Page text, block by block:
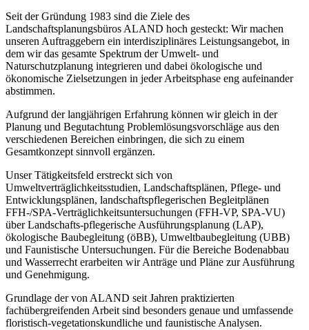
Seit der Gründung 1983 sind die Ziele des
Landschaftsplanungsbüros ALAND hoch gesteckt: Wir machen
unseren Auftraggebern ein interdisziplinäres Leistungsangebot, in
dem wir das gesamte Spektrum der Umwelt- und
Naturschutzplanung integrieren und dabei ökologische und
ökonomische Zielsetzungen in jeder Arbeitsphase eng aufeinander
abstimmen.
Aufgrund der langjährigen Erfahrung können wir gleich in der
Planung und Begutachtung Problemlösungsvorschläge aus den
verschiedenen Bereichen einbringen, die sich zu einem
Gesamtkonzept sinnvoll ergänzen.
Unser Tätigkeitsfeld erstreckt sich von
Umweltverträglichkeitsstudien, Landschaftsplänen, Pflege- und
Entwicklungsplänen, landschaftspflegerischen Begleitplänen
FFH-/SPA-Verträglichkeitsuntersuchungen (FFH-VP, SPA-VU)
über Landschafts-pflegerische Ausführungsplanung (LAP),
ökologische Baubegleitung (öBB), Umweltbaubegleitung (UBB)
und Faunistische Untersuchungen. Für die Bereiche Bodenabbau
und Wasserrecht erarbeiten wir Anträge und Pläne zur Ausführung
und Genehmigung.
Grundlage der von ALAND seit Jahren praktizierten
fachübergreifenden Arbeit sind besonders genaue und umfassende
floristisch-vegetationskundliche und faunistische Analysen.